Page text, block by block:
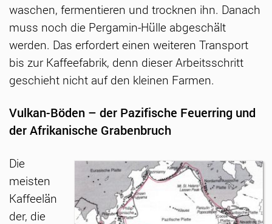
waschen, fermentieren und trocknen ihn. Danach
muss noch die Pergamin-Hülle abgeschält
werden. Das erfordert einen weiteren Transport
bis zur Kaffeefabrik, denn dieser Arbeitsschritt
geschieht nicht auf den kleinen Farmen.
Vulkan-Böden – der Pazifische Feuerring und
der Afrikanische Grabenbruch
Die
meisten
Kaffeelän
der, die